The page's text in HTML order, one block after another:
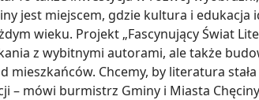
jest miejscem, gdzie kultura i edukacja
wieku. Projekt „Fascynujący Świat
z wybitnymi autorami, ale także
mieszkańców. Chcemy, by literatura
– mówi burmistrz Gminy i Miasta